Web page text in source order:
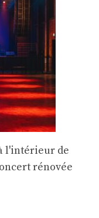
l'intérieur de
rénovée